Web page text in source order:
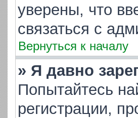
уверены, что
связаться с
Вернуться к началу
» Я давно
Попытайтесь
регистрации,